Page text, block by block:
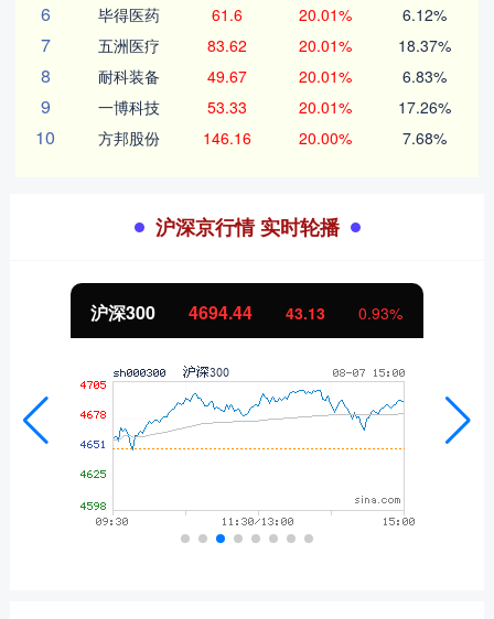
6 毕得医药 61.6 20.01% 6.12%
7 五洲医疗 83.62 20.01% 18.37%
8 耐科装备 49.67 20.01% 6.83%
9 一博科技 53.33 20.01% 17.26%
10 方邦股份 146.16 20.00% 7.68%
沪深京行情 实时轮播
沪深300 4694.44 43.13 0.93%